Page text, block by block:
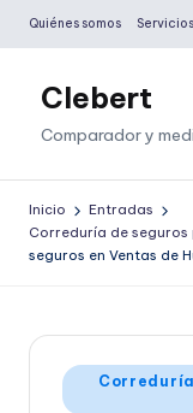
Saltar
contenido
Quiénes somos Servicios
Clebert
Comparador y
Inicio
Entradas
Correduría de
seguros en Ventas de
Publicado
en